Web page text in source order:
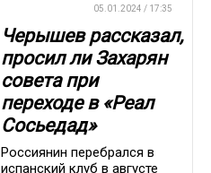
05.01.2024 / 17:35
Черышев рассказал,
просил ли Захарян
совета при
переходе в «Реал
Сосьедад»
Россиянин перебрался в
испанский клуб в августе